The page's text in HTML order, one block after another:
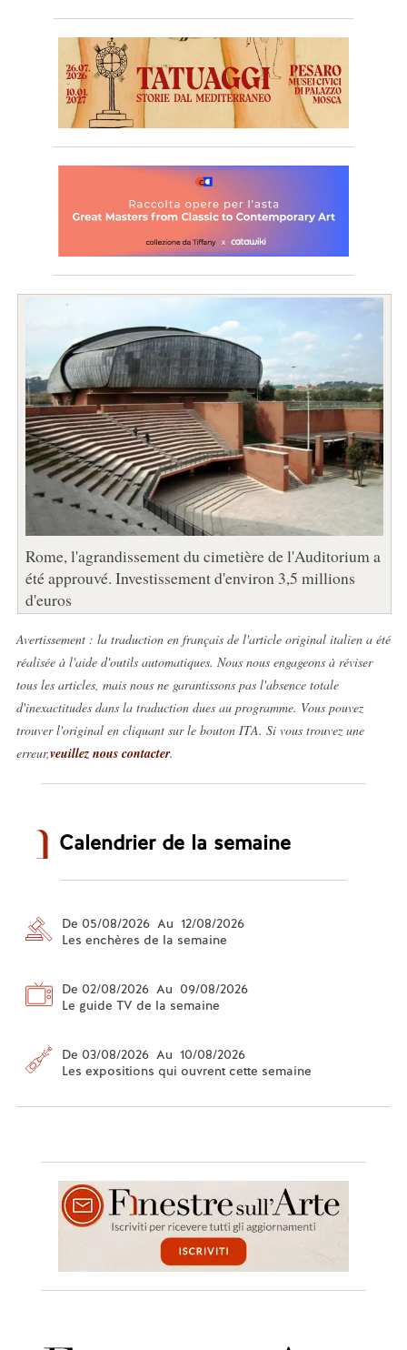
Rome, l'agrandissement du cimetière de l'Auditorium a
été approuvé. Investissement d'environ 3,5 millions
d'euros
Avertissement : la traduction en français de l'article original italien a été
réalisée à l'aide d'outils automatiques. Nous nous engageons à réviser
tous les articles, mais nous ne garantissons pas l'absence totale
d'inexactitudes dans la traduction dues au programme. Vous pouvez
trouver l'original en cliquant sur le bouton ITA. Si vous trouvez une
erreur,veuillez nous contacter.
Calendrier de la semaine
De 05/08/2026 Au 12/08/2026
Les enchères de la semaine
De 02/08/2026 Au 09/08/2026
Le guide TV de la semaine
De 03/08/2026 Au 10/08/2026
Les expositions qui ouvrent cette semaine